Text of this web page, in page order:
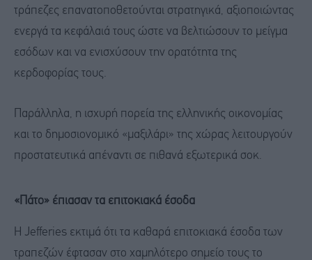
τράπεζες επανατοποθετούνται στρατηγικά, αξιοποιώντας
ενεργά τα κεφάλαιά τους ώστε να βελτιώσουν το μείγμα
εσόδων και να ενισχύσουν την ορατότητα της
κερδοφορίας τους.
Παράλληλα, η ισχυρή πορεία της ελληνικής οικονομίας
και το δημοσιονομικό «μαξιλάρι» της χώρας λειτουργούν
προστατευτικά απέναντι σε πιθανά εξωτερικά σοκ.
«Πάτο» έπιασαν τα επιτοκιακά έσοδα
Η Jefferies εκτιμά ότι τα καθαρά επιτοκιακά έσοδα των
τραπεζών έφτασαν στο χαμηλότερο σημείο τους το